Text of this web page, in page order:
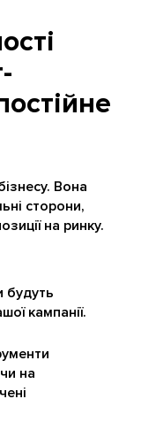
Вона
сторони,
на ринку.
будуть
кампанії.
на